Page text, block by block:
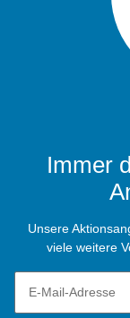
Immer
Unsere
viele weitere